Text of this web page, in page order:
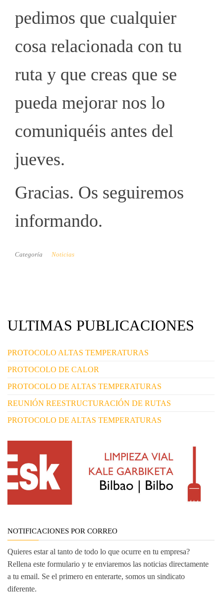
pedimos que cualquier
cosa relacionada con tu
ruta y que creas que se
pueda mejorar nos lo
comuniquéis antes del
jueves.
Gracias. Os seguiremos
informando.
Categoría Noticias
ULTIMAS PUBLICACIONES
PROTOCOLO ALTAS TEMPERATURAS
PROTOCOLO DE CALOR
PROTOCOLO DE ALTAS TEMPERATURAS
REUNIÓN REESTRUCTURACIÓN DE RUTAS
PROTOCOLO DE ALTAS TEMPERATURAS
NOTIFICACIONES POR CORREO
Quieres estar al tanto de todo lo que ocurre en tu empresa?
Rellena este formulario y te enviaremos las noticias directamente
a tu email. Se el primero en enterarte, somos un sindicato
diferente.